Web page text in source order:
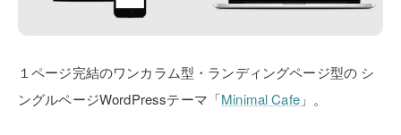
１ページ完結のワンカラム型・ランディングページ型の シ
ングルページWordPressテーマ「Minimal Cafe」。